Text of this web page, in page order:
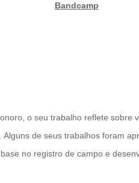
|Bandcamp
o seu trabalho reflete sobre
de seus trabalhos foram
no registro de campo e